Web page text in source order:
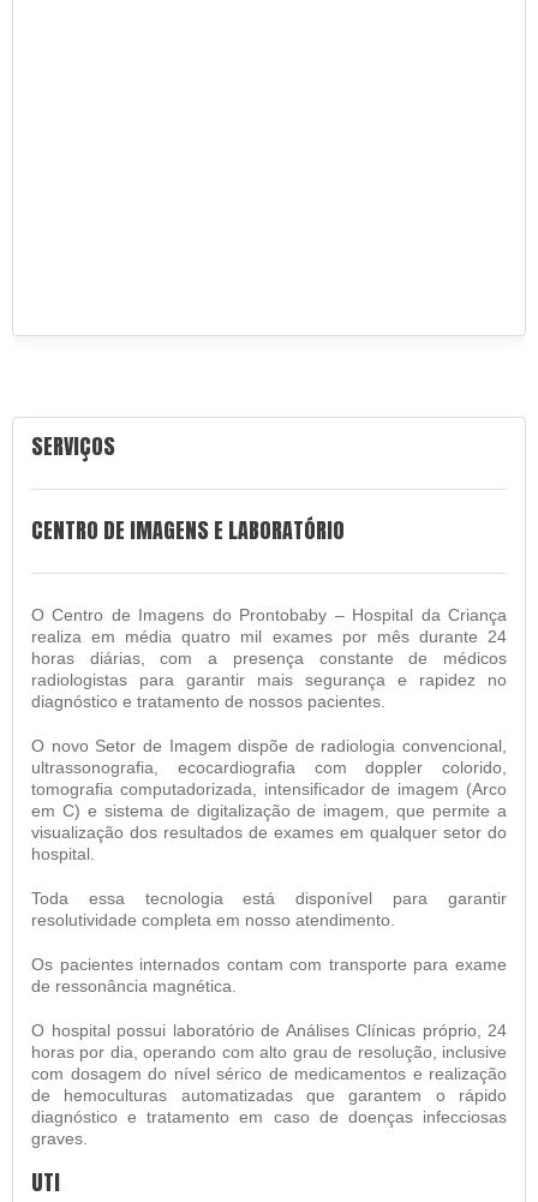
SERVIÇOS
CENTRO DE IMAGENS E LABORATÓRIO
O Centro de Imagens do Prontobaby – Hospital da Criança
realiza em média quatro mil exames por mês durante 24
horas diárias, com a presença constante de médicos
radiologistas para garantir mais segurança e rapidez no
diagnóstico e tratamento de nossos pacientes.
O novo Setor de Imagem dispõe de radiologia convencional,
ultrassonografia, ecocardiografia com doppler colorido,
tomografia computadorizada, intensificador de imagem (Arco
em C) e sistema de digitalização de imagem, que permite a
visualização dos resultados de exames em qualquer setor do
hospital.
Toda essa tecnologia está disponível para garantir
resolutividade completa em nosso atendimento.
Os pacientes internados contam com transporte para exame
de ressonância magnética.
O hospital possui laboratório de Análises Clínicas próprio, 24
horas por dia, operando com alto grau de resolução, inclusive
com dosagem do nível sérico de medicamentos e realização
de hemoculturas automatizadas que garantem o rápido
diagnóstico e tratamento em caso de doenças infecciosas
graves.
UTI